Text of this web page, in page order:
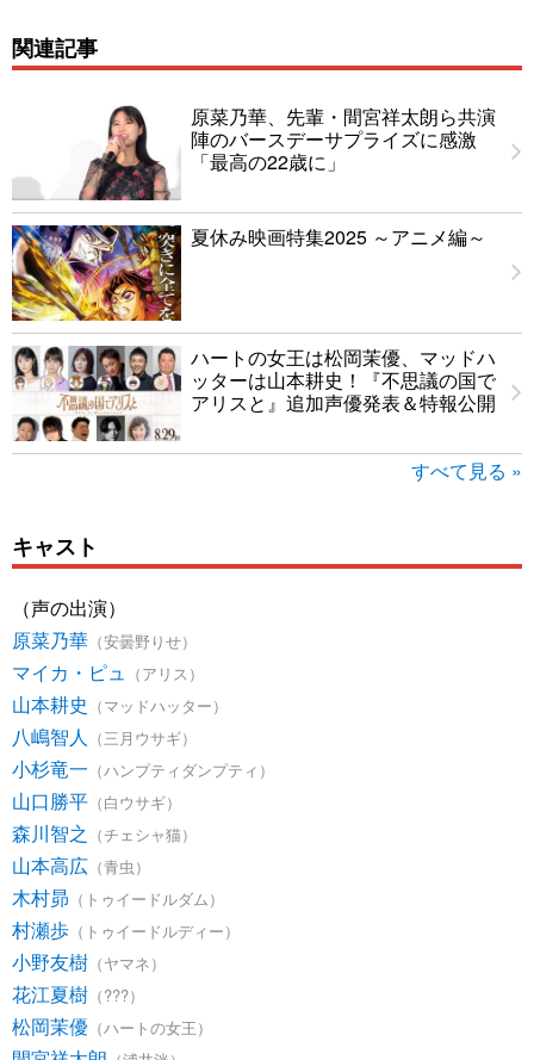
関連記事
原菜乃華、先輩・間宮祥太朗ら共演
陣のバースデーサプライズに感激
「最高の22歳に」
夏休み映画特集2025 ～アニメ編～
ハートの女王は松岡茉優、マッドハ
ッターは山本耕史！『不思議の国で
アリスと』追加声優発表＆特報公開
すべて見る »
キャスト
（声の出演）
原菜乃華 （安曇野りせ）
マイカ・ピュ （アリス）
山本耕史 （マッドハッター）
八嶋智人 （三月ウサギ）
小杉竜一 （ハンプティダンプティ）
山口勝平 （白ウサギ）
森川智之 （チェシャ猫）
山本高広 （青虫）
木村昴 （トゥイードルダム）
村瀬歩 （トゥイードルディー）
小野友樹 （ヤマネ）
花江夏樹 （???）
松岡茉優 （ハートの女王）